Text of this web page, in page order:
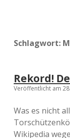
Schlagwort:
Rekord!
Veröffentlicht am
Was es nicht
Wikipedia